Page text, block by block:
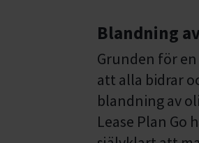
Blandning
Grunden för
att alla bidrar
blandning av
Lease Plan Go